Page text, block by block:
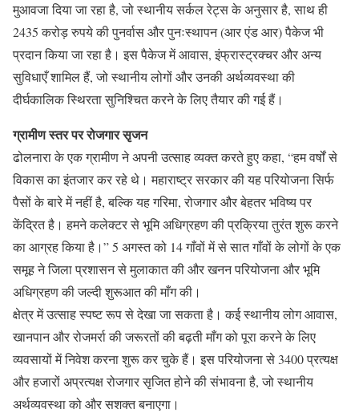
मुआवजा दिया जा रहा है, जो स्थानीय सर्कल रेट्स के अनुसार है, साथ ही
2435 करोड़ रुपये की पुनर्वास और पुनःस्थापन (आर एंड आर) पैकेज भी
प्रदान किया जा रहा है। इस पैकेज में आवास, इंफ्रास्ट्रक्चर और अन्य
सुविधाएँ शामिल हैं, जो स्थानीय लोगों और उनकी अर्थव्यवस्था की
दीर्घकालिक स्थिरता सुनिश्चित करने के लिए तैयार की गई हैं।
ग्रामीण स्तर पर रोजगार सृजन
ढोलनारा के एक ग्रामीण ने अपनी उत्साह व्यक्त करते हुए कहा, “हम वर्षों से
विकास का इंतजार कर रहे थे। महाराष्ट्र सरकार की यह परियोजना सिर्फ
पैसों के बारे में नहीं है, बल्कि यह गरिमा, रोजगार और बेहतर भविष्य पर
केंद्रित है। हमने कलेक्टर से भूमि अधिग्रहण की प्रक्रिया तुरंत शुरू करने
का आग्रह किया है।” 5 अगस्त को 14 गाँवों में से सात गाँवों के लोगों के एक
समूह ने जिला प्रशासन से मुलाकात की और खनन परियोजना और भूमि
अधिग्रहण की जल्दी शुरूआत की माँग की।
क्षेत्र में उत्साह स्पष्ट रूप से देखा जा सकता है। कई स्थानीय लोग आवास,
खानपान और रोजमर्रा की जरूरतों की बढ़ती माँग को पूरा करने के लिए
व्यवसायों में निवेश करना शुरू कर चुके हैं। इस परियोजना से 3400 प्रत्यक्ष
और हजारों अप्रत्यक्ष रोजगार सृजित होने की संभावना है, जो स्थानीय
अर्थव्यवस्था को और सशक्त बनाएगा।